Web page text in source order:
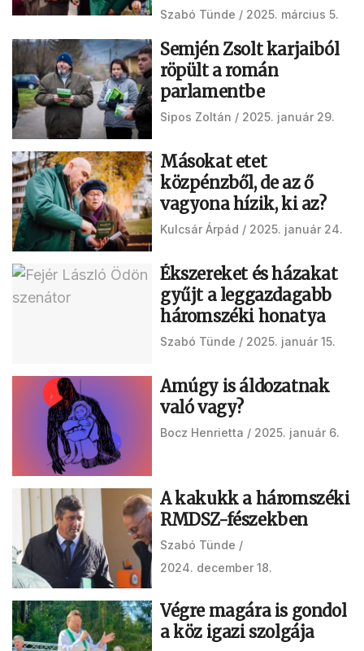
Szabó Tünde 2025. március 5.
Semjén Zsolt karjaiból
röpült a román
parlamentbe
Sipos Zoltán 2025. január 29.
Másokat etet
közpénzből, de az ő
vagyona hízik, ki az?
Kulcsár Árpád 2025. január 24.
Ékszereket és házakat
gyűjt a leggazdagabb
háromszéki honatya
Szabó Tünde 2025. január 15.
Amúgy is áldozatnak
való vagy?
Bocz Henrietta 2025. január 6.
A kakukk a háromszéki
RMDSZ-fészekben
Szabó Tünde
2024. december 18.
Végre magára is gondol
a köz igazi szolgája